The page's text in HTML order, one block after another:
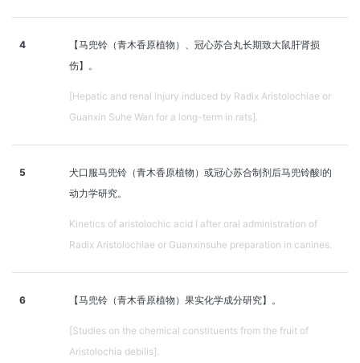
4
【马兜铃（青木香原植物）、冠心苏合丸长期致大鼠肝肾损
伤】。
[Hepatic and renal injury induced by Radix Aristolochiae or
Guanxin Suhe Wan for a long-term in rats].
5
犬口服马兜铃（青木香原植物）或冠心苏合制剂后马兜铃酸Ⅰ的
动力学研究。
Kinetics of aristolochic acid I after oral administration of
Radix Aristolochiae or Guanxinsuhe preparation in canines.
6 【马兜铃（青木香原植物）果实化学成分研究】。
[Studies on the chemical constituents from the fruit of
Aristolochia debilis].